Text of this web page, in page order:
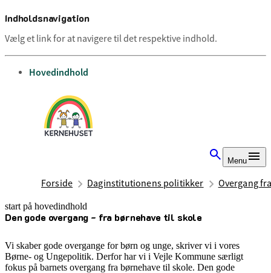
Indholdsnavigation
Vælg et link for at navigere til det respektive indhold.
gå til
Hovedindhold
Menu
Forside Daginstitutionens politikker Overgang
start på hovedindhold
Den gode overgang - fra børnehave til skole
senest opdateret 10. juli 2025
Vi skaber gode overgange for børn og unge, skriver vi i vores
Børne- og Ungepolitik. Derfor har vi i Vejle Kommune særligt
fokus på barnets overgang fra børnehave til skole. Den gode